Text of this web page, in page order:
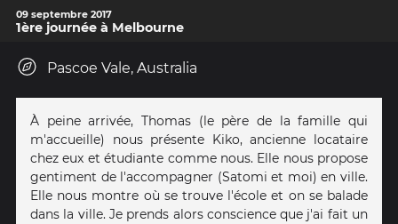
09 septembre 2017
1ère journée à Melbourne
Pascoe Vale, Australia
À peine arrivée, Thomas (le père de la famille qui
m'accueille) nous présente Kiko, ancienne locataire
chez eux et étudiante comme nous. Elle nous propose
gentiment de l'accompagner (Satomi et moi) en ville.
Elle nous montre où se trouve l'école et on se balade
dans la ville. Je prends alors conscience que j'ai fait un